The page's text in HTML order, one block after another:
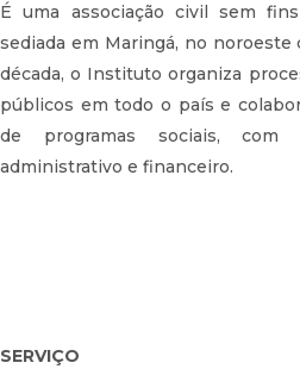
É uma associação civil sem
sediada em Maringá, no noroeste
década, o Instituto organiza
públicos em todo o país e
de programas sociais, com
administrativo e financeiro.
SERVIÇO